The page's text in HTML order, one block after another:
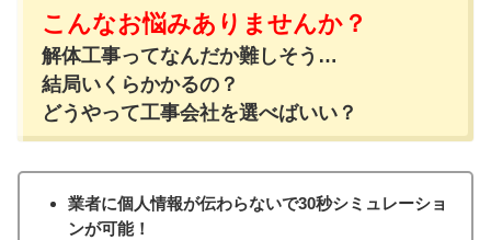
こんなお悩みありませんか？
解体工事ってなんだか難しそう…
結局いくらかかるの？
どうやって工事会社を選べばいい？
業者に個人情報が伝わらないで30秒シミュレーショ
ンが可能！